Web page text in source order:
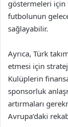
göstermeleri için
futbolunun
sağlayabilir.
Ayrıca, Türk
etmesi için
Kulüplerin
sponsorluk
artırmaları
Avrupa’daki